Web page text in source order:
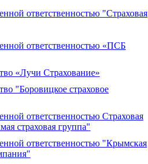
ответственностью "Страховая
ответственностью «ПСБ
«Лучи Страхование»
"Боровицкое страховое
ответственностью Страховая
страховая группа"
ответственностью "Крымская